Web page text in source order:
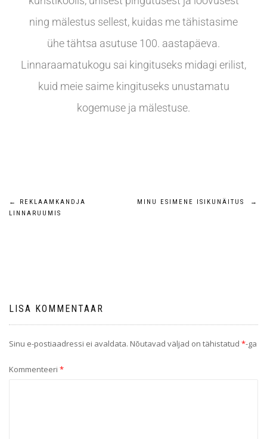
ning mälestus sellest, kuidas me tähistasime
ühe tähtsa asutuse 100. aastapäeva.
Linnaraamatukogu sai kingituseks midagi erilist,
kuid meie saime kingituseks unustamatu
kogemuse ja mälestuse.
←
REKLAAMKANDJA
LINNARUUMIS
MINU ESIMENE ISIKUNÄITUS →
LISA KOMMENTAAR
Sinu e-postiaadressi ei avaldata. Nõutavad väljad on tähistatud *-ga
Kommenteeri *